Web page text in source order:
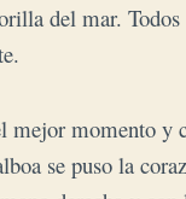
del mar. Todos
mejor momento y
se puso la